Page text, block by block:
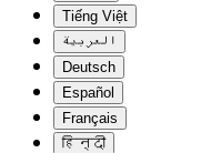
Tiếng Việt
العربية
Deutsch
Español
Français
हिन्दी